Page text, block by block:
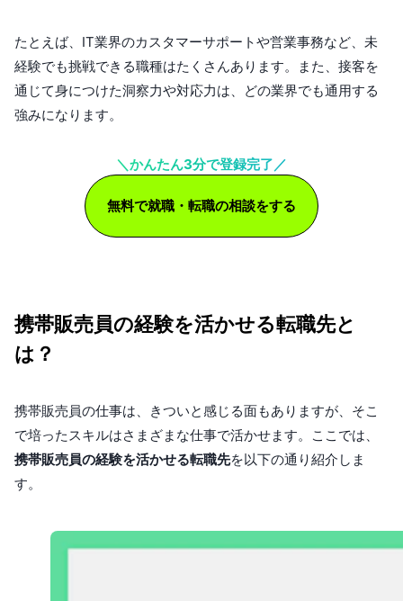
たとえば、IT業界のカスタマーサポートや営業事務など、未
経験でも挑戦できる職種はたくさんあります。また、接客を
通じて身につけた洞察力や対応力は、どの業界でも通用する
強みになります。
＼かんたん3分で登録完了／
無料で就職・転職の相談をする
携帯販売員の経験を活かせる転職先と
は？
携帯販売員の仕事は、きついと感じる面もありますが、そこ
で培ったスキルはさまざまな仕事で活かせます。ここでは、
携帯販売員の経験を活かせる転職先を以下の通り紹介しま
す。